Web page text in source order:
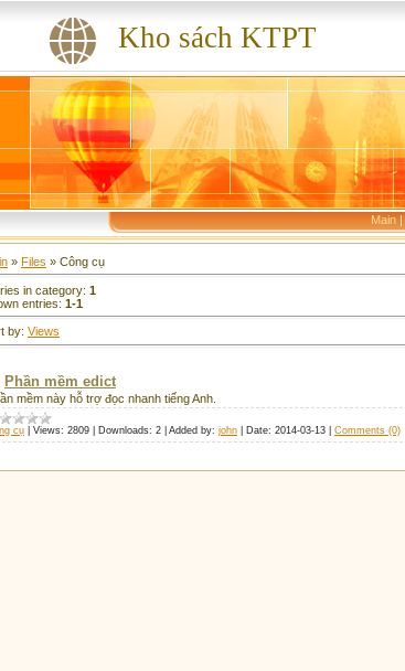
Kho sách KTPT
Main |
» Files » Công cụ
in category: 1
entries: 1-1
by: Views
Phần mềm edict
mềm này hỗ trợ đọc nhanh tiếng Anh.
cụ Views: 2809 Downloads: 2 Added by: john Date: 2014-03-13 Comments (0)